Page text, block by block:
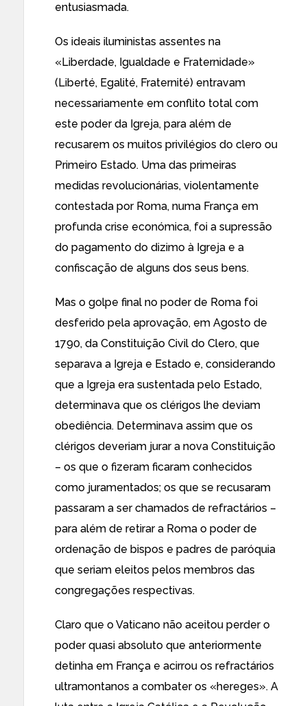
entusiasmada.
Os ideais iluministas assentes na
«Liberdade, Igualdade e Fraternidade»
(Liberté, Egalité, Fraternité) entravam
necessariamente em conflito total com
este poder da Igreja, para além de
recusarem os muitos privilégios do clero ou
Primeiro Estado. Uma das primeiras
medidas revolucionárias, violentamente
contestada por Roma, numa França em
profunda crise económica, foi a supressão
do pagamento do dizimo à Igreja e a
confiscação de alguns dos seus bens.
Mas o golpe final no poder de Roma foi
desferido pela aprovação, em Agosto de
1790, da Constituição Civil do Clero, que
separava a Igreja e Estado e, considerando
que a Igreja era sustentada pelo Estado,
determinava que os clérigos lhe deviam
obediência. Determinava assim que os
clérigos deveriam jurar a nova Constituição
– os que o fizeram ficaram conhecidos
como juramentados; os que se recusaram
passaram a ser chamados de refractários –
para além de retirar a Roma o poder de
ordenação de bispos e padres de paróquia
que seriam eleitos pelos membros das
congregações respectivas.
Claro que o Vaticano não aceitou perder o
poder quasi absoluto que anteriormente
detinha em França e acirrou os refractários
ultramontanos a combater os «hereges». A